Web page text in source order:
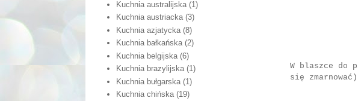
W blaszce do
się
Kuchnia australijska (1)
Kuchnia austriacka (3)
Kuchnia azjatycka (8)
Kuchnia bałkańska (2)
Kuchnia belgijska (6)
Kuchnia brazylijska (1)
Kuchnia bułgarska (1)
Kuchnia chińska (19)